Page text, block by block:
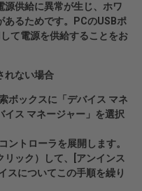
源供給に異常が生じ、ホワ
あるためです。PCのUSBポ
て電源を供給することをお
れない場合
ボックスに「デバイス マネ
ス マネージャー」を選択
ントローラを展開します。
ック）して、[アンインス
スについてこの手順を繰り